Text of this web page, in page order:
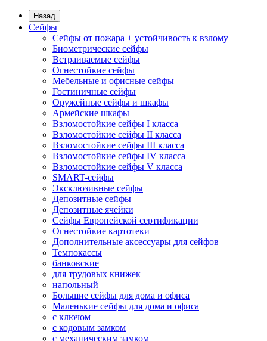
Назад
Сейфы
Сейфы от пожара + устойчивость к взлому
Биометрические сейфы
Встраиваемые сейфы
Огнестойкие сейфы
Мебельные и офисные сейфы
Гостиничные сейфы
Оружейные сейфы и шкафы
Армейские шкафы
Взломостойкие сейфы I класса
Взломостойкие сейфы II класса
Взломостойкие сейфы III класса
Взломостойкие сейфы IV класса
Взломостойкие сейфы V класса
SMART-сейфы
Эксклюзивные сейфы
Депозитные сейфы
Депозитные ячейки
Сейфы Европейской сертификации
Огнестойкие картотеки
Дополнительные аксессуары для сейфов
Темпокассы
банковские
для трудовых книжек
напольный
Большие сейфы для дома и офиса
Маленькие сейфы для дома и офиса
с ключом
с кодовым замком
с механическим замком